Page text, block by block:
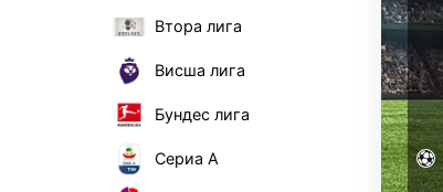
Втора лига
Висша лига
Бундес лига
Сериа А